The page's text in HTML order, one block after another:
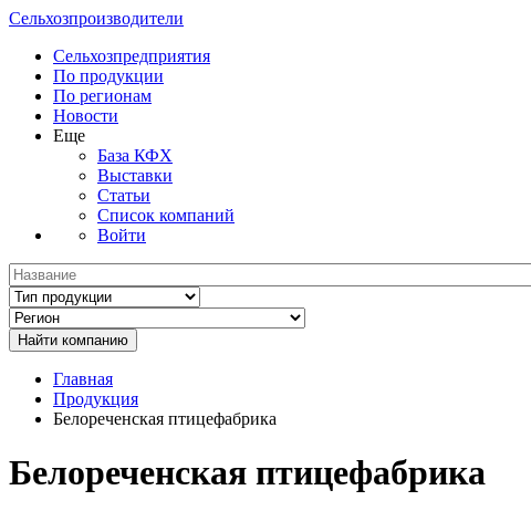
Сельхозпроизводители
Сельхозпредприятия
По продукции
По регионам
Новости
Еще
База КФХ
Выставки
Статьи
Список компаний
Войти
Главная
Продукция
Белореченская птицефабрика
Белореченская птицефабрика